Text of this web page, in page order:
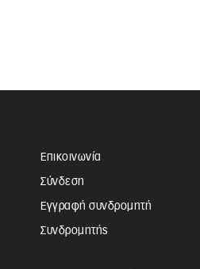
Επικοινωνία
Σύνδεση
Εγγραφή συνδρομητή
Συνδρομητής